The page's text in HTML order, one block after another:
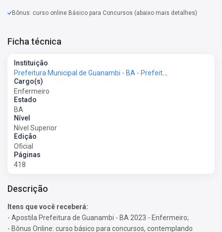
Bônus: curso online Básico para Concursos (abaixo mais detalhes)
Ficha técnica
Instituição
Prefeitura Municipal de Guanambi - BA - Prefeitura de Guanambi - BA
Cargo(s)
Enfermeiro
Estado
BA
Nível
Nível Superior
Edição
Oficial
Páginas
418
Descrição
Itens que você receberá:
- Apostila Prefeitura de Guanambi - BA 2023 - Enfermeiro;
- Bônus Online: curso básico para concursos, contemplando